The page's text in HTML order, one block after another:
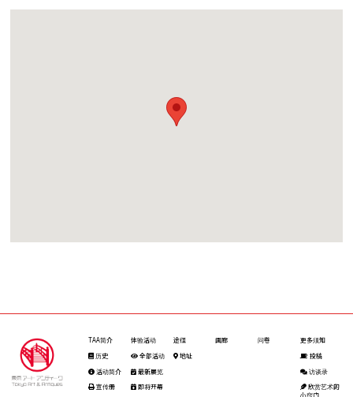
TAA简介
历史
活动简介
宣传册
体验活动
全部活动
最新展览
即将开幕
途径
地址
画廊 问卷
更多须知
投稿
访谈录
欣赏艺术的